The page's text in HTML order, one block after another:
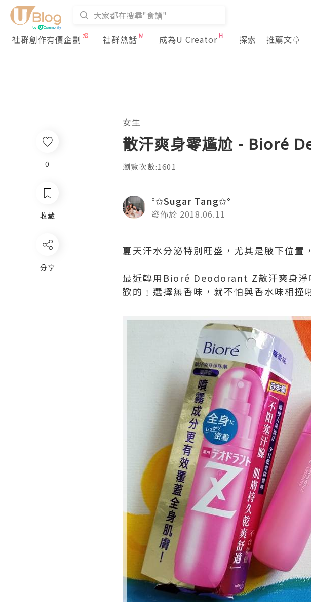
社群創作有價企劃
社群熱話 成為U Creator 探索 推薦文章
0
收藏
分享
女生
散汗爽身零尷尬 - Bioré
瀏覽次數:1601
°✩Sugar Tang✩°
發佈於 2018.06.11
夏天汗水分泌特別旺盛，尤其是腋下位置
最近轉用Bioré Deodorant Z散汗爽身淨
歡的﹗選擇無香味，就不怕與香水味相撞